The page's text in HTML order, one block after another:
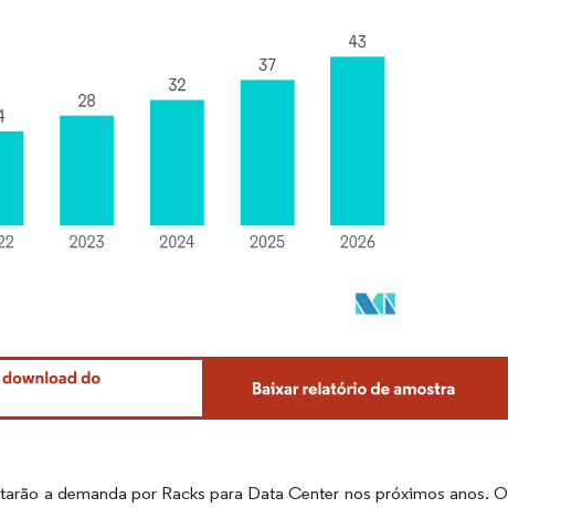
a demanda por Racks para Data Center nos próximos anos. O